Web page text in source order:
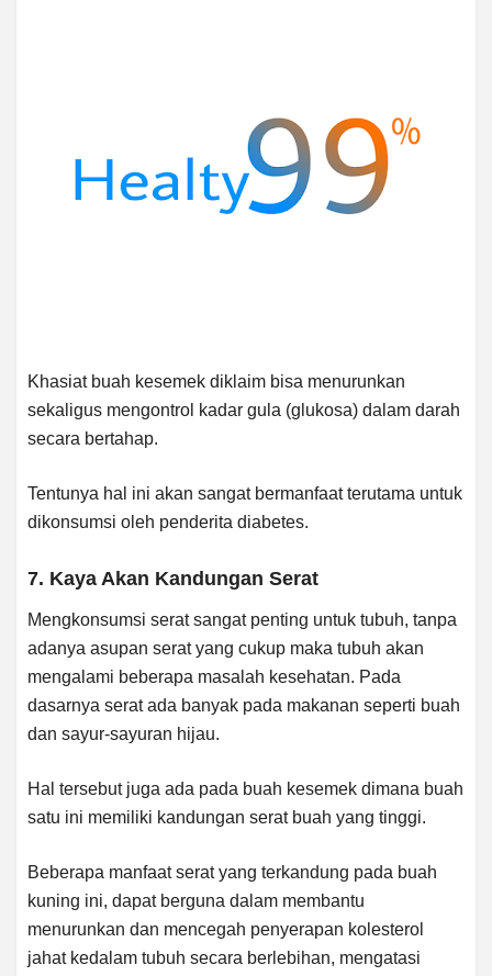
Khasiat buah kesemek diklaim bisa menurunkan
sekaligus mengontrol kadar gula (glukosa) dalam darah
secara bertahap.
Tentunya hal ini akan sangat bermanfaat terutama untuk
dikonsumsi oleh penderita diabetes.
7. Kaya Akan Kandungan Serat
Mengkonsumsi serat sangat penting untuk tubuh, tanpa
adanya asupan serat yang cukup maka tubuh akan
mengalami beberapa masalah kesehatan. Pada
dasarnya serat ada banyak pada makanan seperti buah
dan sayur-sayuran hijau.
Hal tersebut juga ada pada buah kesemek dimana buah
satu ini memiliki kandungan serat buah yang tinggi.
Beberapa manfaat serat yang terkandung pada buah
kuning ini, dapat berguna dalam membantu
menurunkan dan mencegah penyerapan kolesterol
jahat kedalam tubuh secara berlebihan, mengatasi